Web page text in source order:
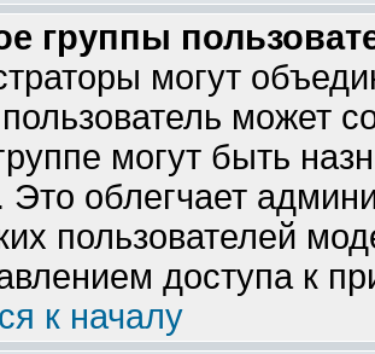
группы
могут
может
могут быть
Это облегчает
пользователей
доступа к
к началу